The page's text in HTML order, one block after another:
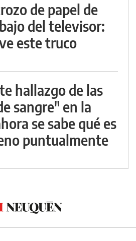
de papel de
del televisor:
este truco
hallazgo de las
sangre" en la
se sabe qué es
puntualmente